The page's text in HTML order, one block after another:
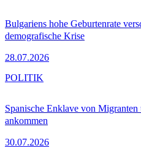
Bulgariens hohe Geburtenrate
demografische Krise
28.07.2026
Spanische Enklave von
ankommen
30.07.2026
POLITIK